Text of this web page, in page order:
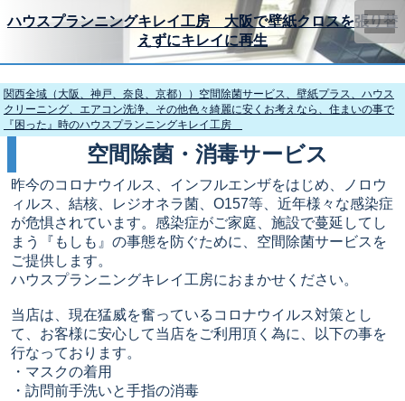
ハウスプランニングキレイ工房 大阪で壁紙クロスを張り替
えずにキレイに再生
関西全域（大阪、神戸、奈良、京都））空間除菌サービス、壁紙プラス、ハウス
クリーニング、エアコン洗浄、その他色々綺麗に安くお考えなら、住まいの事で
『困った』時のハウスプランニングキレイ工房
空間除菌・消毒サービス
昨今のコロナウイルス、インフルエンザをはじめ、ノロウ
ィルス、結核、レジオネラ菌、O157等、近年様々な感染症
が危惧されています。感染症がご家庭、施設で蔓延してし
まう『もしも』の事態を防ぐために、空間除菌サービスを
ご提供します。
ハウスプランニングキレイ工房におまかせください。
当店は、現在猛威を奮っているコロナウイルス対策とし
て、お客様に安心して当店をご利用頂く為に、以下の事を
行なっております。
・マスクの着用
・訪問前手洗いと手指の消毒